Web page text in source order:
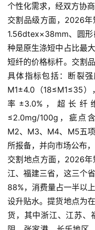
原
油
期
货
国
际
期
货
恒
指
期
货
个性化需求，经双方协
交割品级方面，2026
1.56dtex×38mm、圆
种是原生涤短中占比最
短纤的价格标杆。交割
具体指标包括：断裂
M1±4.0（18≤M1≤35
率±3.0%，超长纤
≤2.0mg/100g，疵点
M2、M3、M4、M5五
所报备，并向市场公布，
交割地点方面，2026
江、福建三省，这三个
88%，消费量占一半以
设升贴水。提货地点为
货，其中浙江、江苏、